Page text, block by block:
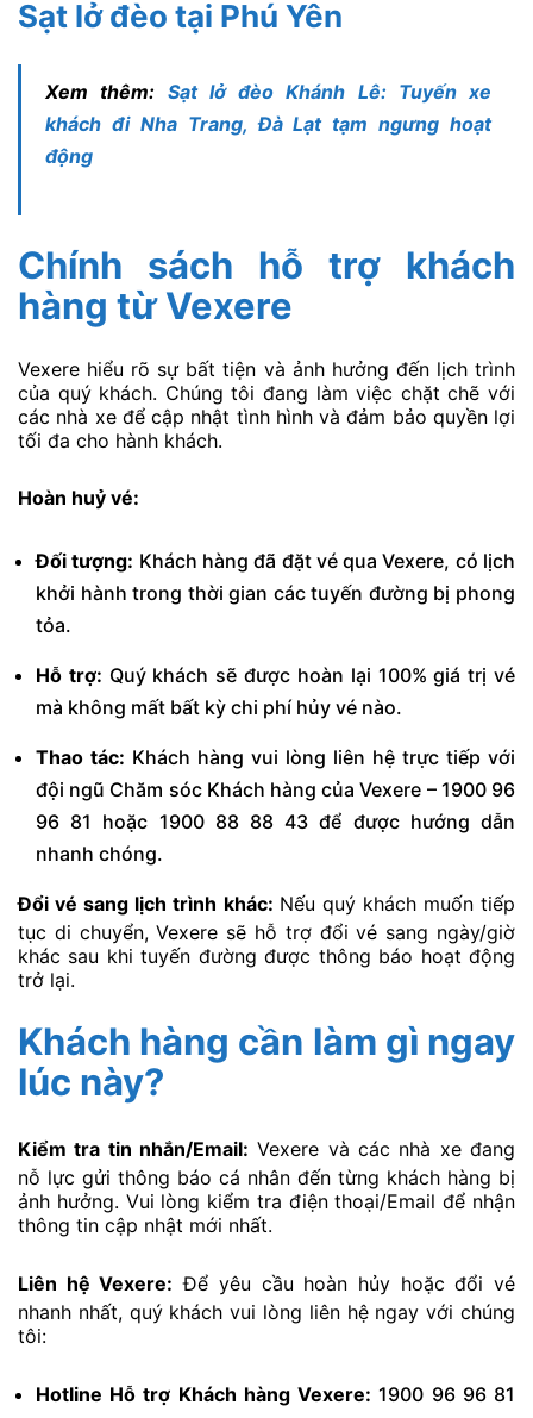
Sạt lở đèo tại Phú Yên
Xem thêm: Sạt lở đèo Khánh Lê: Tuyến xe
khách đi Nha Trang, Đà Lạt tạm ngưng hoạt
động
Chính sách hỗ trợ khách
hàng từ Vexere
Vexere hiểu rõ sự bất tiện và ảnh hưởng đến lịch trình
của quý khách. Chúng tôi đang làm việc chặt chẽ với
các nhà xe để cập nhật tình hình và đảm bảo quyền lợi
tối đa cho hành khách.
Hoàn huỷ vé:
Đối tượng: Khách hàng đã đặt vé qua Vexere, có lịch
khởi hành trong thời gian các tuyến đường bị phong
tỏa.
Hỗ trợ: Quý khách sẽ được hoàn lại 100% giá trị vé
mà không mất bất kỳ chi phí hủy vé nào.
Thao tác: Khách hàng vui lòng liên hệ trực tiếp với
đội ngũ Chăm sóc Khách hàng của Vexere – 1900 96
96 81 hoặc 1900 88 88 43 để được hướng dẫn
nhanh chóng.
Đổi vé sang lịch trình khác: Nếu quý khách muốn tiếp
tục di chuyển, Vexere sẽ hỗ trợ đổi vé sang ngày/giờ
khác sau khi tuyến đường được thông báo hoạt động
trở lại.
Khách hàng cần làm gì ngay
lúc này?
Kiểm tra tin nhắn/Email: Vexere và các nhà xe đang
nỗ lực gửi thông báo cá nhân đến từng khách hàng bị
ảnh hưởng. Vui lòng kiểm tra điện thoại/Email để nhận
thông tin cập nhật mới nhất.
Liên hệ Vexere: Để yêu cầu hoàn hủy hoặc đổi vé
nhanh nhất, quý khách vui lòng liên hệ ngay với chúng
tôi:
Hotline Hỗ trợ Khách hàng Vexere: 1900 96 96 81